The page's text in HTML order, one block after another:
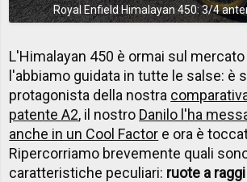
Royal Enfield Himalayan 450: 3/4
L'Himalayan 450 è ormai sul mercato
l'abbiamo guidata in tutte le salse: è
protagonista della nostra
patente A2, il nostro Danilo l'ha
anche in un Cool Factor e ora è
Ripercorriamo brevemente quali
caratteristiche peculiari: ruote a